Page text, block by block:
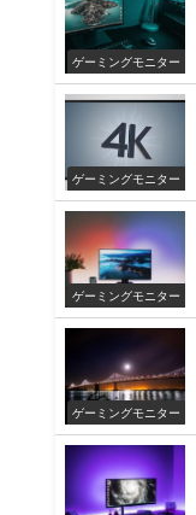
ゲーミングモニター
ゲーミングモニター
ゲーミングモニター
ゲーミングモニター